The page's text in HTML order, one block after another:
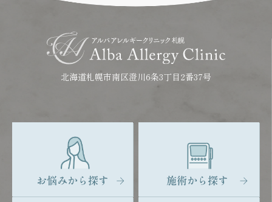
北海道札幌市南区澄川6条3丁目2番37号